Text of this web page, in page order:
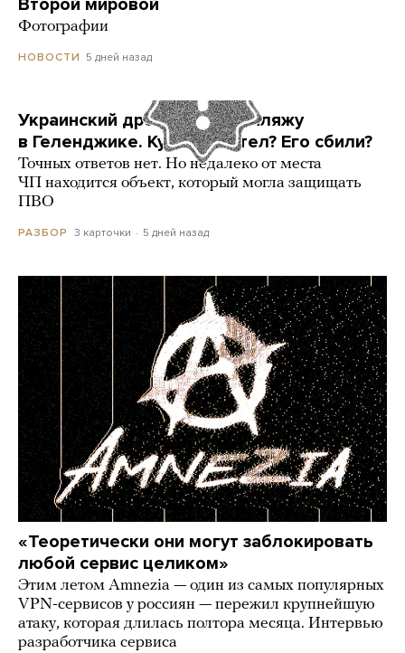
Второй мировой
Фотографии
НОВОСТИ 5 дней назад
Украинский дрон попал по пляжу
в Геленджике. Куда он летел? Его сбили?
Точных ответов нет. Но недалеко от места
ЧП находится объект, который могла защищать
ПВО
РАЗБОР 3 карточки 5 дней назад
«Теоретически они могут заблокировать
любой сервис целиком»
Этим летом Amnezia — один из самых популярных
VPN-сервисов у россиян — пережил крупнейшую
атаку, которая длилась полтора месяца. Интервью
разработчика сервиса